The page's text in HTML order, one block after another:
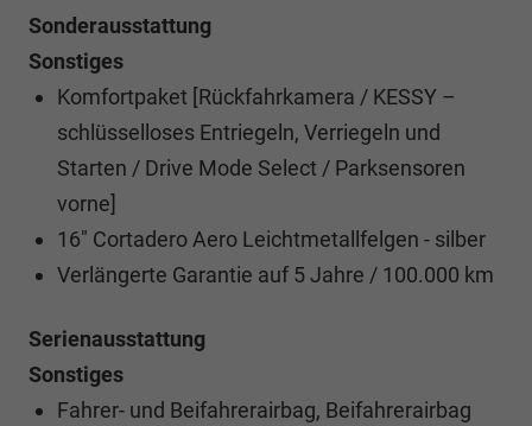
Sonderausstattung
Sonstiges
Komfortpaket [Rückfahrkamera / KESSY –
schlüsselloses Entriegeln, Verriegeln und
Starten / Drive Mode Select / Parksensoren
vorne]
16" Cortadero Aero Leichtmetallfelgen - silber
Verlängerte Garantie auf 5 Jahre / 100.000 km
Serienausstattung
Sonstiges
Fahrer- und Beifahrerairbag, Beifahrerairbag